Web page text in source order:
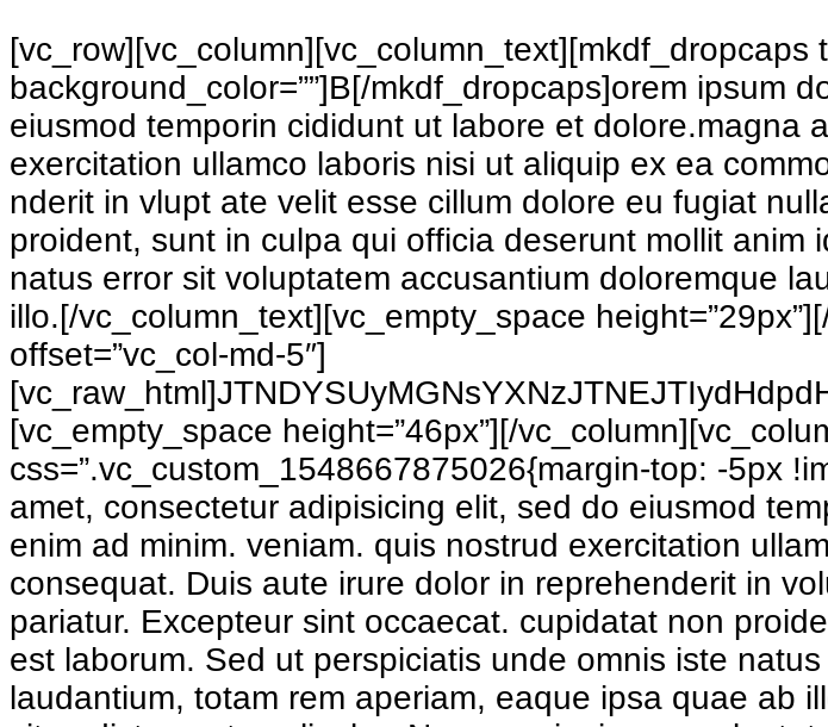
[vc_row][vc_column][vc_column_text][mkdf_dropcaps
background_color=””]B[/mkdf_dropcaps]orem ipsum
eiusmod temporin cididunt ut labore et dolore.magna
exercitation ullamco laboris nisi ut aliquip ex ea
nderit in vlupt ate velit esse cillum dolore eu fugiat
proident, sunt in culpa qui officia deserunt mollit
natus error sit voluptatem accusantium doloremque
illo.[/vc_column_text][vc_empty_space
offset=”vc_col-md-5″]
[vc_empty_space height=”46px”][/
css=”.vc_custom_1548667875026{margin-top: -5px
amet, consectetur adipisicing elit, sed do eiusmod
enim ad minim. veniam. quis nostrud exercitation
consequat. Duis aute irure dolor in reprehenderit in
pariatur. Excepteur sint occaecat. cupidatat non
est laborum. Sed ut perspiciatis unde omnis iste
laudantium, totam rem aperiam, eaque ipsa quae ab